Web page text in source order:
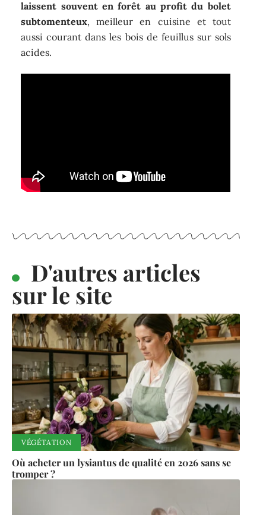
laissent souvent en forêt au profit du bolet
subtomenteux, meilleur en cuisine et tout
aussi courant dans les bois de feuillus sur sols
acides.
D'autres articles
sur le site
VÉGÉTATION
Où acheter un lysiantus de qualité en 2026 sans se
tromper ?